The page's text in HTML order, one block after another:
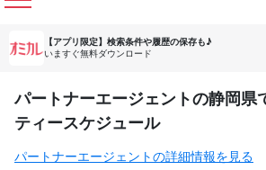
【アプリ限定】 検索条件や履歴の保存も♪
いますぐ無料ダウンロード
パートナーエージェントの静岡県
ティースケジュール
パートナーエージェントの詳細情報を見る